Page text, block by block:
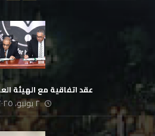
عقد اتفاقية مع الهيئة
٢ يونيو، ٢٠٢٥